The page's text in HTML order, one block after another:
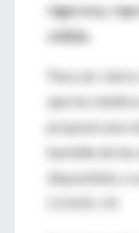
rigurosa,
sólida
Para ser
que los
propone una
humilde de
disponibles y